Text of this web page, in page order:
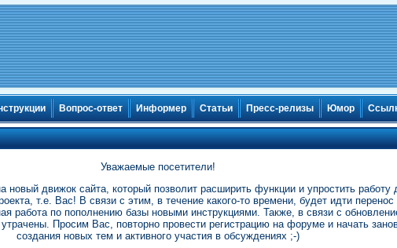
Вопрос-ответ Информер Статьи Пресс-релизы Юмор
Уважаемые посетители!
движок сайта, который позволит расширить функции и упростить работу
т.е. Вас! В связи с этим, в течение какого-то времени, будет идти
работа по пополнению базы новыми инструкциями. Также, в связи с
Просим Вас, повторно провести регистрацию на форуме и начать
создания новых тем и активного участия в обсуждениях ;-)